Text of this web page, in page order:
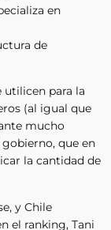
en
de
utilicen para la
(al igual que
mucho
que en
la cantidad de
y Chile
el ranking, Tani